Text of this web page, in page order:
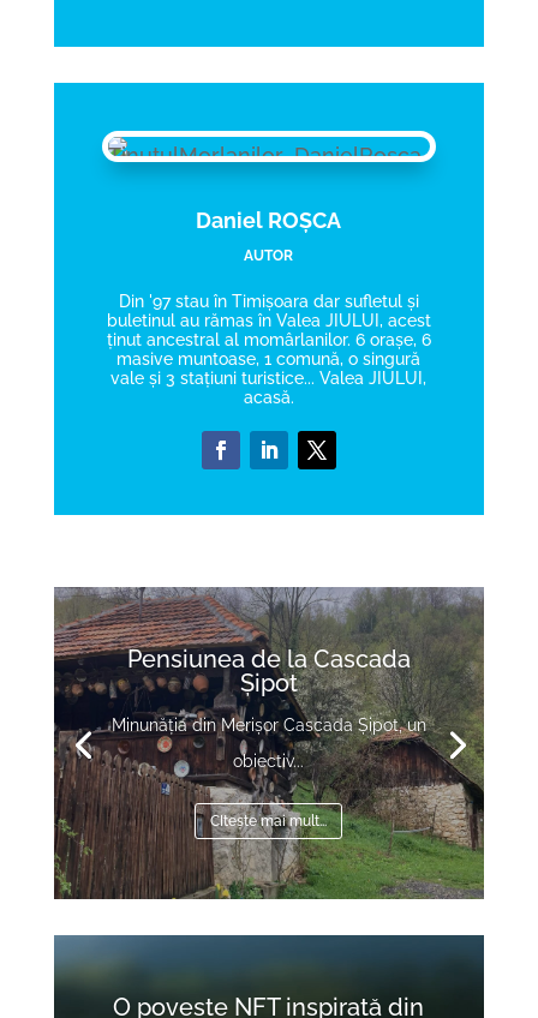
Daniel ROȘCA
AUTOR
Din '97 stau în Timișoara dar sufletul și
buletinul au rămas în Valea JIULUI, acest
ținut ancestral al momârlanilor. 6 orașe, 6
masive muntoase, 1 comună, o singură
vale și 3 stațiuni turistice... Valea JIULUI,
acasă.
Pensiunea de la Cascada
Șipot
Minunăția din Merișor Cascada Șipot, un
obiectiv...
CItește mai mult...
Player
O poveste NFT inspirată din